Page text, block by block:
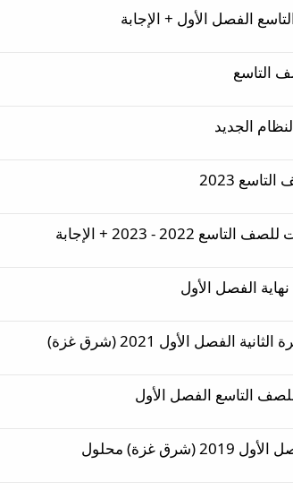
الفصل الأول + الإجابة
التاسع
الجديد
2023
- 2023 + الإجابة
الفصل الأول
الفصل الأول 2021 (شرق غزة)
التاسع الفصل الأول
غزة) محلول